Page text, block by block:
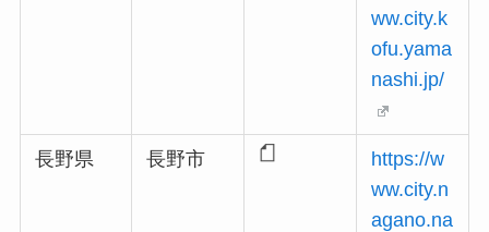
ww.city.k
ofu.yama
nashi.jp/
長野県 長野市
https://w
ww.city.n
agano.na